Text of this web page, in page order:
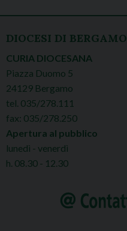
DIOCESI DI BERGAMO
CURIA DIOCESANA
Piazza Duomo 5
24129 Bergamo
tel. 035/278.111
fax: 035/278.250
Apertura al pubblico
lunedì - venerdì
h. 08.30 - 12.30